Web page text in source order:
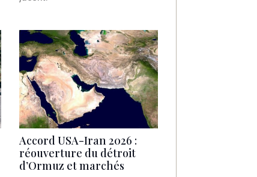
Accord USA-Iran 2026 :
réouverture du détroit
d’Ormuz et marchés